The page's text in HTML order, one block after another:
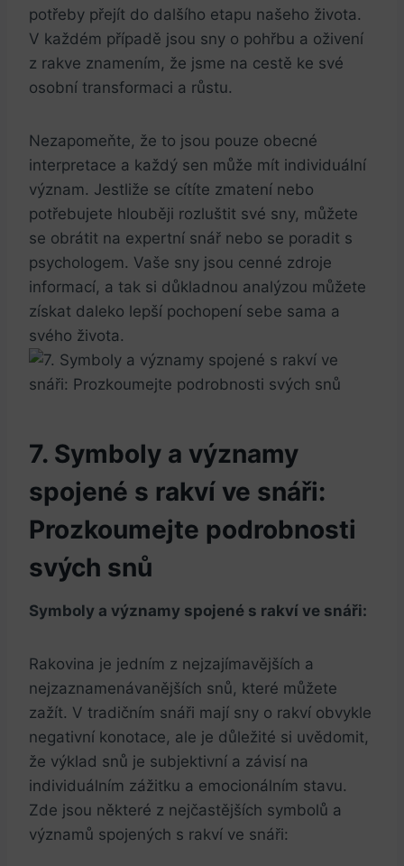
potřeby přejít do dalšího etapu našeho života.
V ‍každém případě jsou ⁢sny o pohřbu a oživení
z rakve ⁤znamením, že jsme na cestě ke své
osobní transformaci a růstu.
Nezapomeňte, že to jsou ​pouze obecné
interpretace a každý⁢ sen může mít individuální
význam. ​Jestliže se cítíte‍ zmatení nebo
potřebujete hlouběji rozluštit ⁢své sny, můžete
se obrátit na expertní ⁢snář nebo se poradit s
psychologem. Vaše sny jsou cenné zdroje
informací, a tak si důkladnou analýzou můžete
získat ‍daleko lepší pochopení sebe sama a ​
svého života.
7. Symboly a významy
spojené s rakví ve snáři:
Prozkoumejte podrobnosti
svých snů
Symboly a významy ⁢spojené s rakví ​ve snáři:
Rakovina je‌ jedním z nejzajímavějších a
nejzaznamenávanějších snů, které můžete
zažít.‌ V tradičním snáři ‌mají sny o rakví obvykle
negativní konotace, ale je důležité si uvědomit,
že výklad snů je subjektivní a závisí na​
individuálním zážitku a emocionálním⁣ stavu.
Zde‍ jsou ⁣některé ‌z⁤ nejčastějších symbolů a
významů spojených s rakví ve snáři: